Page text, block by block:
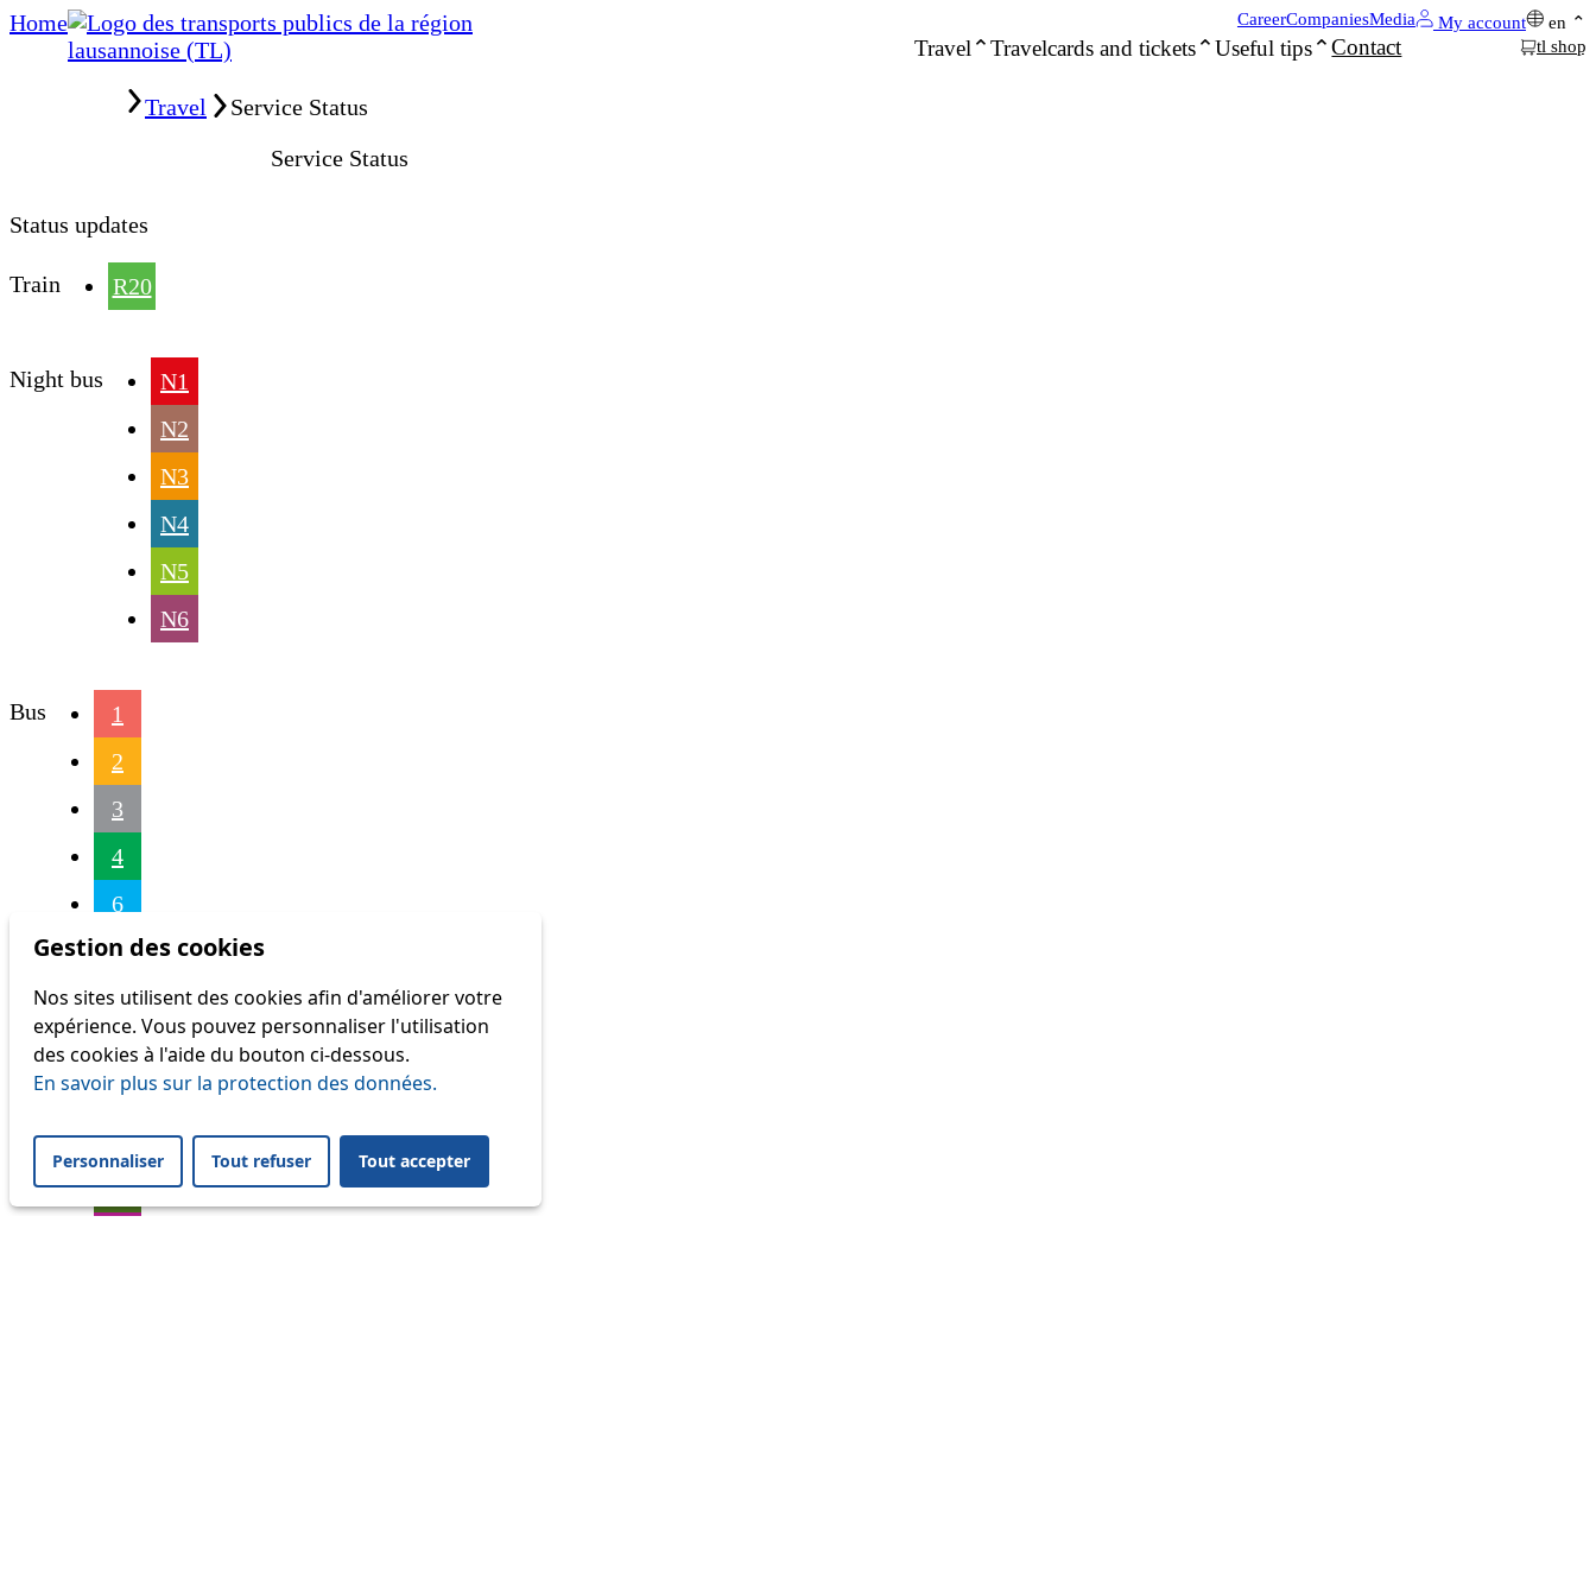
Home
Travel Travelcards and tickets Useful tips Contact
CareerCompaniesMedia My account
en
tl shop
Travel
Service Status
Service Status
Status updates
Train R20
Night bus
N1
N2
N3
N4
N5
N6
Bus
1
2
3
4
6
16
17
18
21
32
33
Gestion des cookies
Nos sites utilisent des cookies afin d'améliorer votre
expérience. Vous pouvez personnaliser l'utilisation
des cookies à l'aide du bouton ci-dessous.
En savoir plus sur la protection des données.
Personnaliser Tout refuser Tout accepter